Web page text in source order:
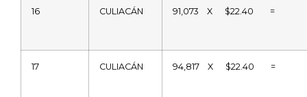
16 CULIACÁN 91,073 X $22.40 =
17 CULIACÁN 94,817 X $22.40 =